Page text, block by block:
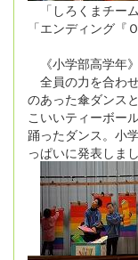
「しろくまチ
「エンディング『
《小学部高学年》
全員の力を合わ
のあった傘ダンス
こいいティーボー
踊ったダンス。小
っぱいに発表しまし